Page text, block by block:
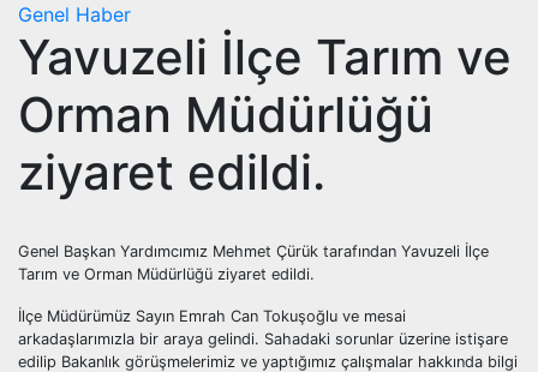
Genel Haber
Yavuzeli İlçe Tarım ve
Orman Müdürlüğü
ziyaret edildi.
Genel Başkan Yardımcımız Mehmet Çürük tarafından Yavuzeli İlçe
Tarım ve Orman Müdürlüğü ziyaret edildi.
İlçe Müdürümüz Sayın Emrah Can Tokuşoğlu ve mesai
arkadaşlarımızla bir araya gelindi. Sahadaki sorunlar üzerine istişare
edilip Bakanlık görüşmelerimiz ve yaptığımız çalışmalar hakkında bilgi